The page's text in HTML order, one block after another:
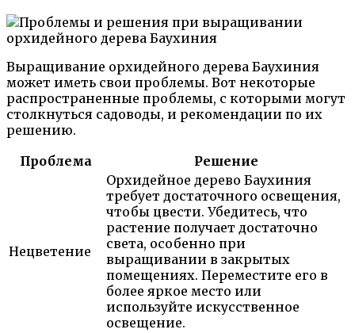
Выращивание орхидейного дерева Баухиния
может иметь свои проблемы. Вот некоторые
распространенные проблемы, с которыми могут
столкнуться садоводы, и рекомендации по их
решению.
Проблема
Решение
Нецветение
Орхидейное дерево Баухиния
требует достаточного освещения,
чтобы цвести. Убедитесь, что
растение получает достаточно
света, особенно при
выращивании в закрытых
помещениях. Переместите его в
более яркое место или
используйте искусственное
освещение.